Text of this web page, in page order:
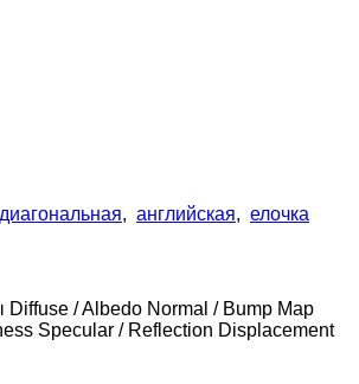
диагональная, английская, елочка
/ Albedo Normal / Bump Map
Specular / Reflection Displacement